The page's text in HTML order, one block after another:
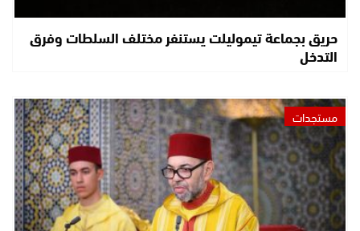
حريق بجماعة تيموليلت يستنفر مختلف السلطات وفرق
التدخل
مستجدات